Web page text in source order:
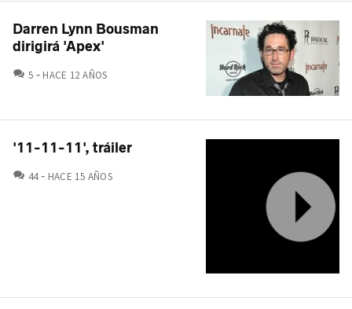
Darren Lynn Bousman
dirigirá 'Apex'
5 COMENTARIOS
HACE 12 AÑOS
'11-11-11', tráiler
44 COMENTARIOS
HACE 15 AÑOS